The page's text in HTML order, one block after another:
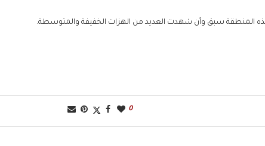
هذه المنطقة سبق وأن شهدت العديد من الهزات الخفيفة والمتوسطة.
0